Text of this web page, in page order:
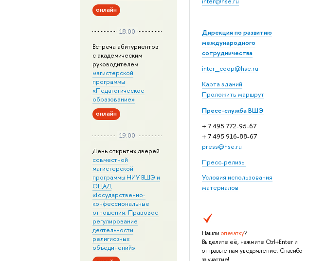
Дирекция по развитию
международного
сотрудничества
inter_coop@hse.ru
Карта зданий
Проложить маршрут
Пресс-служба ВШЭ
+ 7 495 772-95-67
+ 7 495 916-88-67
press@hse.ru
Пресс-релизы
Условия использования
материалов
Нашли опечатку?
Выделите её, нажмите Ctrl+Enter и
отправьте нам уведомление. Спасибо
за участие!
онлайн
18:00
Встреча абитуриентов
с академическим
руководителем
магистерской
программы
«Педагогическое
образование»
онлайн
19:00
День открытых дверей
совместной
магистерской
программы НИУ ВШЭ и
ОЦАД
«Государственно-
конфессиональные
отношения. Правовое
регулирование
деятельности
религиозных
объединений»